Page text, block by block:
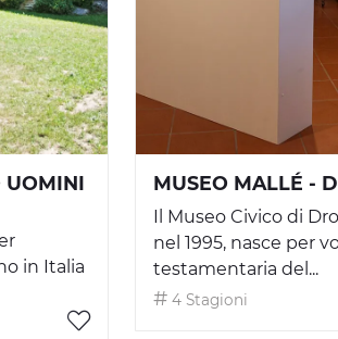
UOMINI
in Italia
MUSEO MALLÉ -
Il Museo Civico di
nel 1995, nasce per
testamentaria del...
4 Stagioni